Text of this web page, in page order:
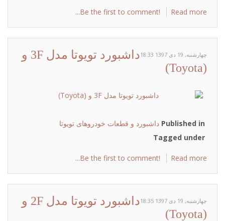
Be the first to comment! Read more...
چهارشنبه, 19 دی 1397 18:33
داشبورد تویوتا مدل 3F و
(Toyota)
Published in داشبورد و قطعات خودروهای تویوتا
Tagged under
Be the first to comment! Read more...
چهارشنبه, 19 دی 1397 18:35
داشبورد تویوتا مدل 2F و
(Toyota)